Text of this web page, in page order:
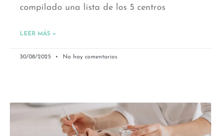
compilado una lista de los 5 centros
LEER MÁS »
30/08/2025 No hay comentarios